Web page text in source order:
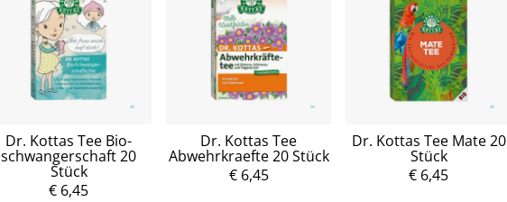
Dr. Kottas Tee Bio-
schwangerschaft 20
Stück
€ 6,45
Dr. Kottas Tee
Abwehrkraefte 20 Stück
€ 6,45
Dr. Kottas Tee Mate 20
Stück
€ 6,45